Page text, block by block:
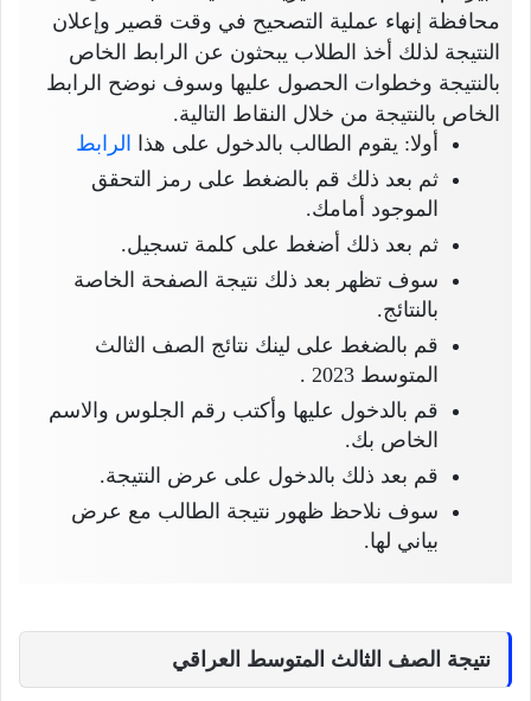
محافظة إنهاء عملية التصحيح في وقت قصير وإعلان
النتيجة لذلك أخذ الطلاب يبحثون عن الرابط الخاص
بالنتيجة وخطوات الحصول عليها وسوف نوضح الرابط
الخاص بالنتيجة من خلال النقاط التالية.
أولا: يقوم الطالب بالدخول على هذا
الرابط
ثم بعد ذلك قم بالضغط على رمز التحقق
الموجود أمامك.
ثم بعد ذلك أضغط على كلمة تسجيل.
سوف تظهر بعد ذلك نتيجة الصفحة الخاصة
بالنتائج.
قم بالضغط على لينك نتائج الصف الثالث
المتوسط 2023 .
قم بالدخول عليها وأكتب رقم الجلوس والاسم
الخاص بك.
قم بعد ذلك بالدخول على عرض النتيجة.
سوف نلاحظ ظهور نتيجة الطالب مع عرض
بياني لها.
نتيجة الصف الثالث المتوسط العراقي